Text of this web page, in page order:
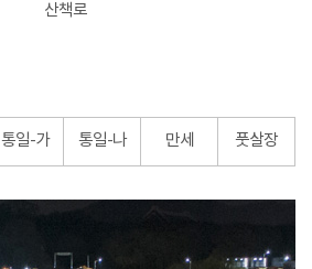
산책로
통일-가 통일-나 만세 풋살장